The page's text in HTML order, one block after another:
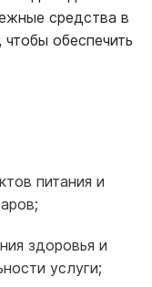
средства в
обеспечить
питания и
здоровья и
услуги;